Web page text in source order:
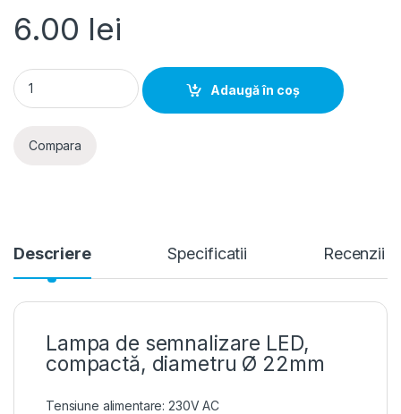
6.00 lei
Adeleq- Lampa semnalizare LED 230V, AC, alb quantity
Adaugă în coș
Compara
Descriere Specificatii Recenzii
Lampa de semnalizare LED,
compactă, diametru Ø 22mm
Tensiune alimentare: 230V AC